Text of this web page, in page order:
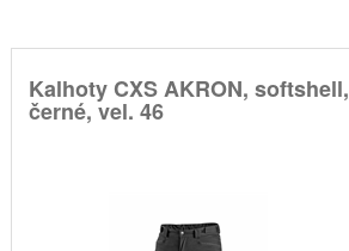
Kalhoty CXS AKRON, softshell,
černé, vel. 46